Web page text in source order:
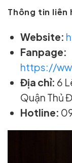
Thông tin liên
Website:
Fanpage:
https://
Địa chỉ: 6
Quận Thủ
Hotline: